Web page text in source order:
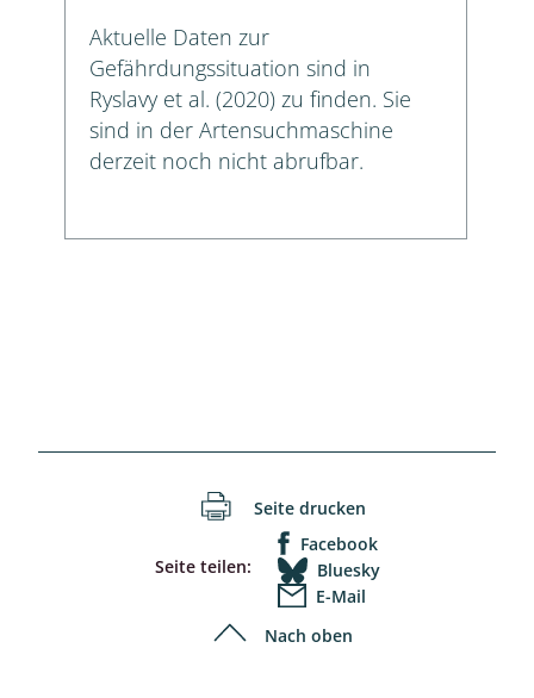
Aktuelle Daten zur
Gefährdungssituation sind in
Ryslavy et al. (2020) zu finden. Sie
sind in der Artensuchmaschine
derzeit noch nicht abrufbar.
Seite drucken
Seite teilen:
Facebook
Bluesky
E-Mail
Nach oben